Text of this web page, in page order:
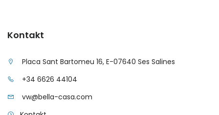
|-Santa Ponsa
|-Santanyi
|-Santanyi / Cala Mondrago
|-Santanyi / Ses Salines
Kontakt
Placa Sant Bartomeu 16, E-07640 Ses Salines
+34 6626 44104
vw@bella-casa.com